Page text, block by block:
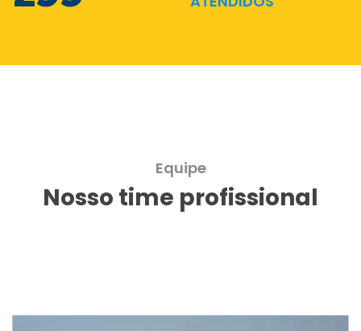
Equipe
Nosso time profissional